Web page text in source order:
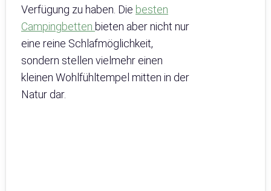
Verfügung zu haben. Die besten
Campingbetten bieten aber nicht nur
eine reine Schlafmöglichkeit,
sondern stellen vielmehr einen
kleinen Wohlfühltempel mitten in der
Natur dar.